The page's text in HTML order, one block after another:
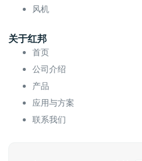
风机
关于红邦
首页
公司介绍
产品
应用与方案
联系我们